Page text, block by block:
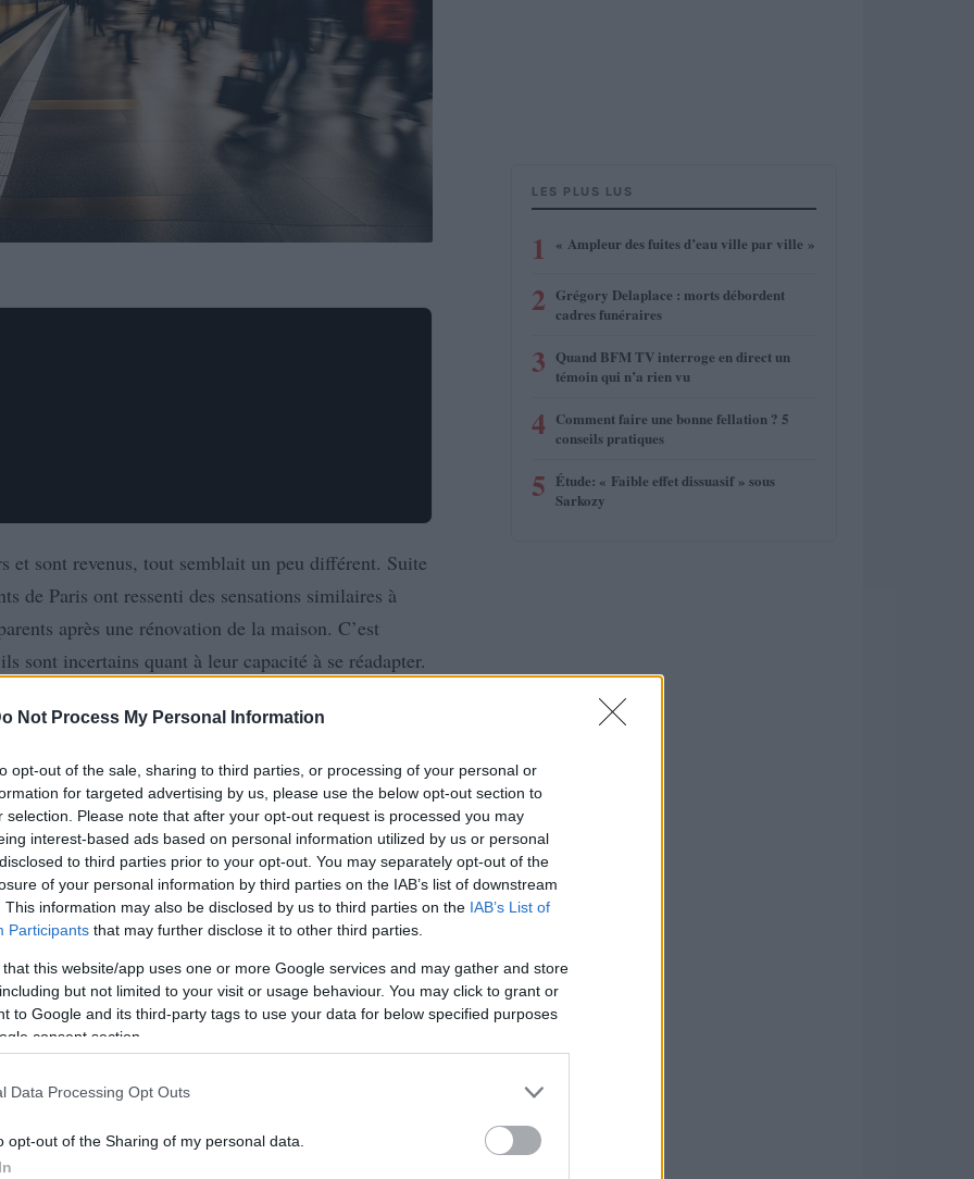
Not Process My Personal Information
opt-out of the sale, sharing to third parties, or processing of your personal or
for targeted advertising by us, please use the below opt-out section to
selection. Please note that after your opt-out request is processed you may
interest-based ads based on personal information utilized by us or personal
to third parties prior to your opt-out. You may separately opt-out of the
of your personal information by third parties on the IAB’s list of downstream
This information may also be disclosed by us to third parties on the IAB’s List of
Participants that may further disclose it to other third parties.
that this website/app uses one or more Google services and may gather and store
but not limited to your visit or usage behaviour. You may click to grant or
to Google and its third-party tags to use your data for below specified purposes
consent section.
Data Processing Opt Outs
opt-out of the Sharing of my personal data.
et sont revenus, tout semblait un peu différent. Suite
de Paris ont ressenti des sensations similaires à
après une rénovation de la maison. C’est
sont incertains quant à leur capacité à se réadapter.
de marinières avec l’inscription « Paris mon
pain, la Tour Eiffel clignotante chez Monoprix, un
LES PLUS LUS
1 « Ampleur des fuites d’eau ville par ville »
2 Grégory Delaplace : morts débordent
cadres funéraires
3 Quand BFM TV interroge en direct un
témoin qui n’a rien vu
4 Comment faire une bonne fellation ? 5
conseils pratiques
5 Étude: « Faible effet dissuasif » sous
Sarkozy